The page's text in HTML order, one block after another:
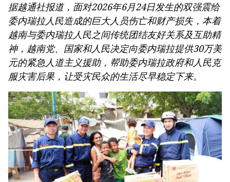
据越通社报道，面对2026年6月24日发生的双强震给
委内瑞拉人民造成的巨大人员伤亡和财产损失，本着
越南与委内瑞拉人民之间传统团结友好关系及互助精
神，越南党、国家和人民决定向委内瑞拉提供30万美
元的紧急人道主义援助，帮助委内瑞拉政府和人民克
服灾害后果，让受灾民众的生活尽早稳定下来。